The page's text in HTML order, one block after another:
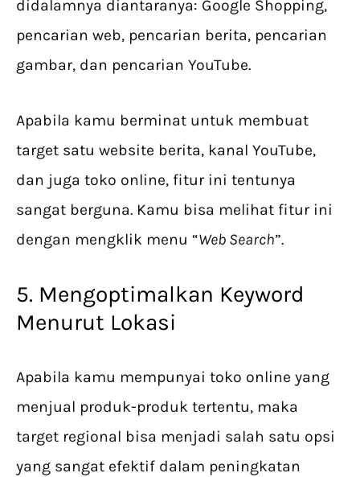
didalamnya diantaranya: Google Shopping,
pencarian web, pencarian berita, pencarian
gambar, dan pencarian YouTube.
Apabila kamu berminat untuk membuat
target satu website berita, kanal YouTube,
dan juga toko online, fitur ini tentunya
sangat berguna. Kamu bisa melihat fitur ini
dengan mengklik menu “Web Search”.
5. Mengoptimalkan Keyword
Menurut Lokasi
Apabila kamu mempunyai toko online yang
menjual produk-produk tertentu, maka
target regional bisa menjadi salah satu opsi
yang sangat efektif dalam peningkatan